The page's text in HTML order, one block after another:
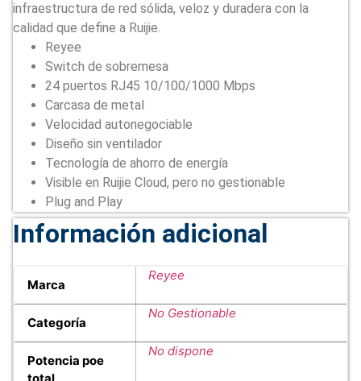
infraestructura de red sólida, veloz y duradera con la
calidad que define a Ruijie.
Reyee
Switch de sobremesa
24 puertos RJ45 10/100/1000 Mbps
Carcasa de metal
Velocidad autonegociable
Diseño sin ventilador
Tecnología de ahorro de energía
Visible en Ruijie Cloud, pero no gestionable
Plug and Play
Información adicional
Marca
Reyee
Categoría
No Gestionable
Potencia poe
No dispone